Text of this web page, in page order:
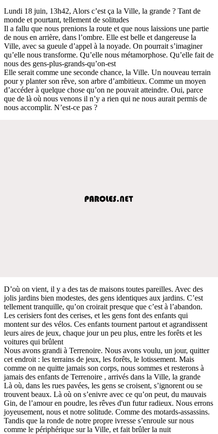
Lundi 18 juin, 13h42, Alors c’est ça la Ville, la grande ? Tant de
monde et pourtant, tellement de solitudes
Il a fallu que nous prenions la route et que nous laissions une partie
de nous en arrière, dans l’ombre. Elle est belle et dangereuse la
Ville, avec sa gueule d’appel à la noyade. On pourrait s’imaginer
qu’elle nous transforme. Qu’elle nous métamorphose. Qu’elle fait de
nous des gens-plus-grands-qu’on-est
Elle serait comme une seconde chance, la Ville. Un nouveau terrain
pour y planter son rêve, son arbre d’ambitieux. Comme un moyen
d’accéder à quelque chose qu’on ne pouvait atteindre. Oui, parce
que de là où nous venons il n’y a rien qui ne nous aurait permis de
nous accomplir. N’est-ce pas ?
D’où on vient, il y a des tas de maisons toutes pareilles. Avec des
jolis jardins bien modestes, des gens identiques aux jardins. C’est
tellement tranquille, qu’on croirait presque que c’est à l’abandon.
Les cerisiers font des cerises, et les gens font des enfants qui
montent sur des vélos. Ces enfants tournent partout et agrandissent
leurs aires de jeux, chaque jour un peu plus, entre les forêts et les
voitures qui brûlent
Nous avons grandi à Terrenoire. Nous avons voulu, un jour, quitter
cet endroit : les terrains de jeux, les forêts, le lotissement. Mais
comme on ne quitte jamais son corps, nous sommes et resterons à
jamais des enfants de Terrenoire , arrivés dans la Ville, la grande
Là où, dans les rues pavées, les gens se croisent, s’ignorent ou se
trouvent beaux. Là où on s’enivre avec ce qu’on peut, du mauvais
Gin, de l’amour en poudre, les rêves d'un futur radieux. Nous errons
joyeusement, nous et notre solitude. Comme des motards-assassins.
Tandis que la ronde de notre propre ivresse s’enroule sur nous
comme le périphérique sur la Ville, et fait brûler la nuit